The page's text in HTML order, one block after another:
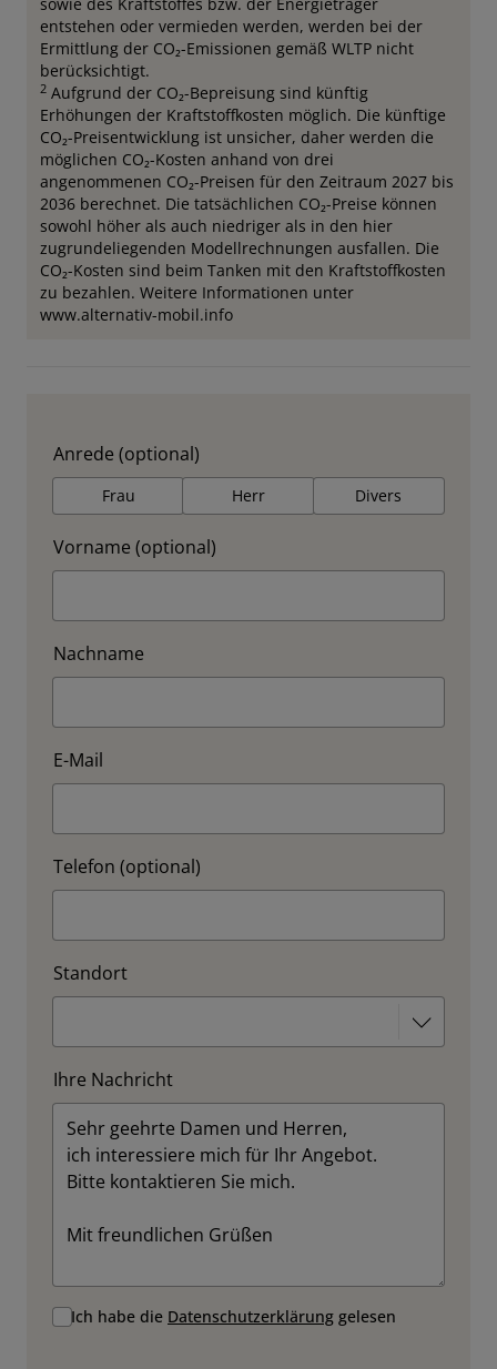
entstehen oder vermieden werden, werden bei der
Ermittlung der CO₂-Emissionen gemäß WLTP nicht
berücksichtigt.
2 Aufgrund der CO₂-Bepreisung sind künftig
Erhöhungen der Kraftstoffkosten möglich. Die künftige
CO₂-Preisentwicklung ist unsicher, daher werden die
möglichen CO₂-Kosten anhand von drei
angenommenen CO₂-Preisen für den Zeitraum 2027 bis
2036 berechnet. Die tatsächlichen CO₂-Preise können
sowohl höher als auch niedriger als in den hier
zugrundeliegenden Modellrechnungen ausfallen. Die
CO₂-Kosten sind beim Tanken mit den Kraftstoffkosten
zu bezahlen. Weitere Informationen unter
www.alternativ-mobil.info
Anrede (optional)
Frau Herr Divers
Vorname (optional)
Nachname
E-Mail
Telefon (optional)
Standort
Ihre Nachricht
Ich habe die Datenschutzerklärung gelesen